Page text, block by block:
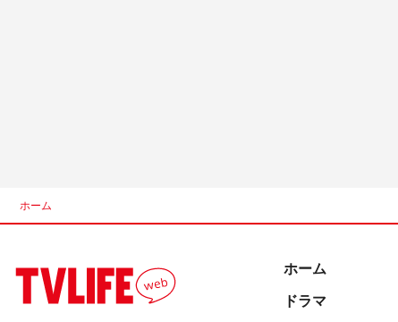
ホーム
ホーム
ドラマ